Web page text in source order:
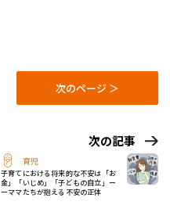
次のページ ＞
次の記事
育児
子育てにおける将来的な不安は「お
金」「いじめ」「子どもの自立」ー
ーママたちが抱える不安の正体